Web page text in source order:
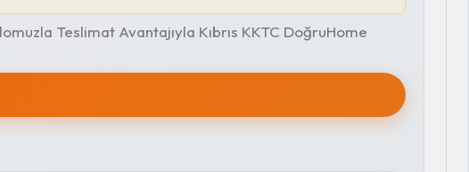
Teslimat Avantajıyla Kıbrıs KKTC DoğruHome